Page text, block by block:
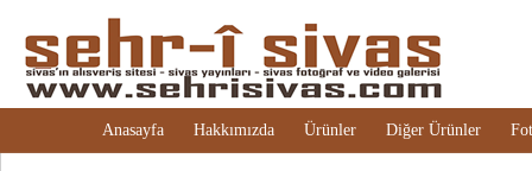
Anasayfa Hakkımızda Ürünler Diğer Ürünler